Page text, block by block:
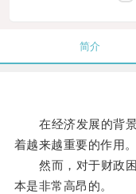
简介
在经济发展的背景
着越来越重要的作用。
然而，对于财政困
本是非常高昂的。